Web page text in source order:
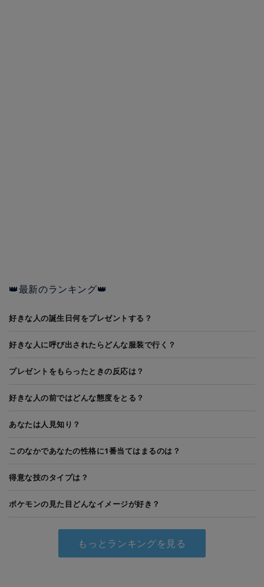
👑最新のランキング👑
好きな人の誕生日何をプレゼントする？
好きな人に呼び出されたらどんな服装で行く？
プレゼントをもらったときの反応は？
好きな人の前ではどんな態度をとる？
あなたは人見知り？
このなかであなたの性格に1番当てはまるのは？
得意な技のタイプは？
ポケモンの見た目どんなイメージが好き？
もっとランキングを見る